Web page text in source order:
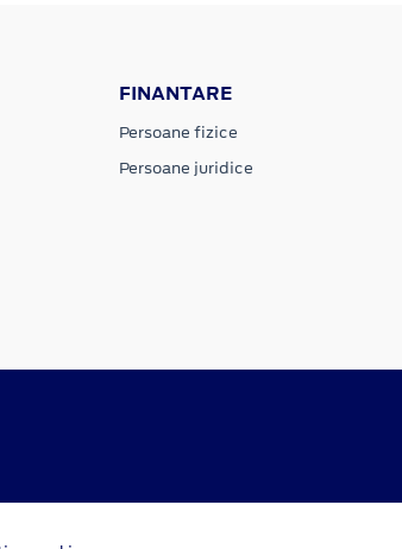
FINANTARE
Persoane fizice
Persoane juridice